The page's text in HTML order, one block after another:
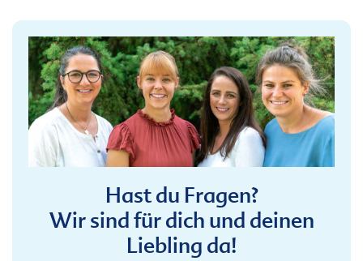
Hast du Fragen?
Wir sind für dich und deinen
Liebling da!